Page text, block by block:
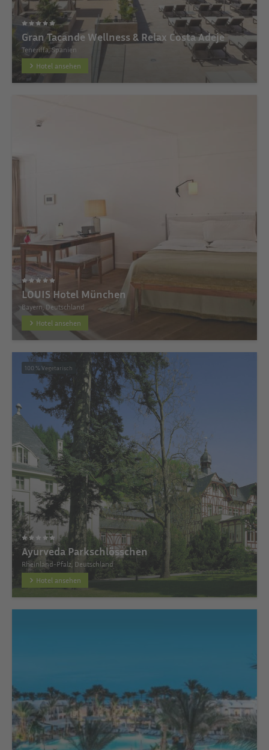
Gran Tacande Wellness & Relax Costa Adeje
Teneriffa, Spanien
Hotel ansehen
LOUIS Hotel München
Bayern, Deutschland
Hotel ansehen
100 % Vegetarisch
Ayurveda Parkschlösschen
Rheinland-Pfalz, Deutschland
Hotel ansehen